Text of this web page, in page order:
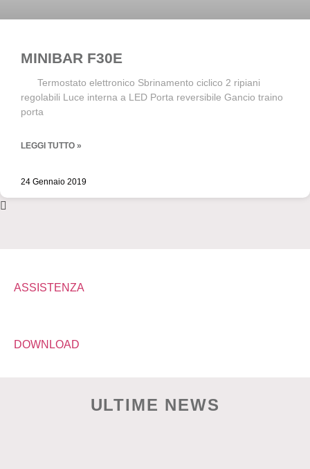
MINIBAR F30E
Termostato elettronico Sbrinamento ciclico 2 ripiani
regolabili Luce interna a LED Porta reversibile Gancio traino
porta
LEGGI TUTTO »
24 Gennaio 2019
ASSISTENZA
DOWNLOAD
ULTIME NEWS